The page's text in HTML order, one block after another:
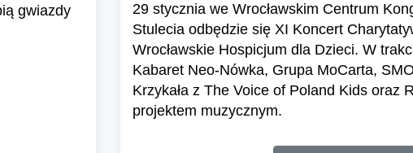
gwiazdy
29 stycznia we Wrocławskim Centrum
Stulecia odbędzie się XI Koncert
Wrocławskie Hospicjum dla Dzieci. W
Kabaret Neo-Nówka, Grupa MoCarta,
Krzykała z The Voice of Poland Kids oraz
projektem muzycznym.